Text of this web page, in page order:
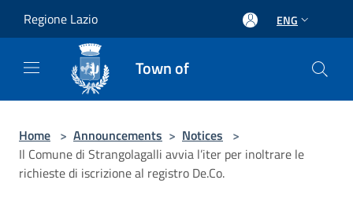
Regione Lazio ENG
Town of
Home > Announcements > Notices >
Il Comune di Strangolagalli avvia l’iter per inoltrare le
richieste di iscrizione al registro De.Co.